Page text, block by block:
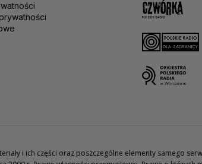
i ich części oraz poszczególne elementy samego